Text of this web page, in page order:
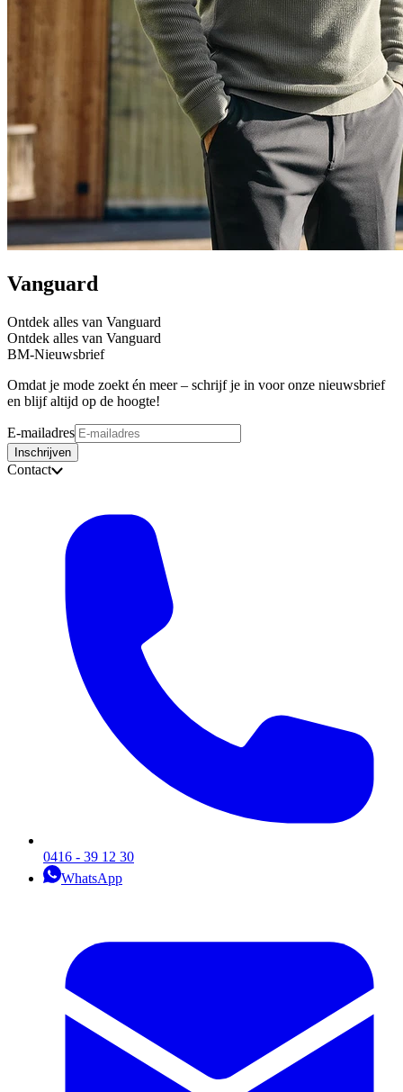
Vanguard
Ontdek alles van Vanguard
Ontdek alles van Vanguard
BM-Nieuwsbrief
Omdat je mode zoekt én meer – schrijf je in voor onze nieuwsbrief
en blijf altijd op de hoogte!
E-mailadres
Inschrijven
Contact
0416 - 39 12 30
WhatsApp